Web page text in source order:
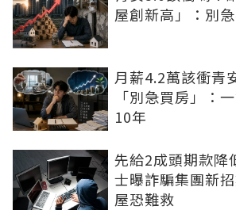
屋創新高」：別
月薪4.2萬該衝青
「別急買房」：
10年
先給2成頭期款降
士曝詐騙集團新
屋恐難救